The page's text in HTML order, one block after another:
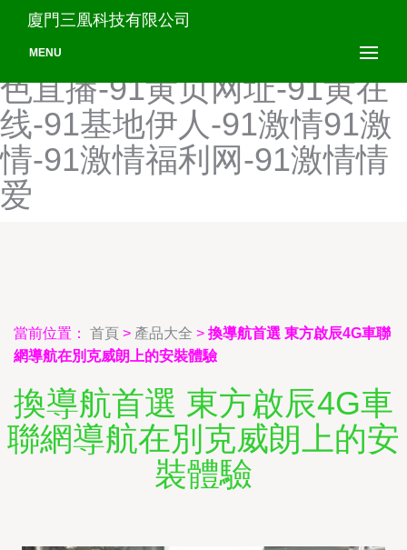
91黄色成人视频-91黄色成
人网站-91黄色短视频-91黄
色直播-91黄页网址-91黄在
线-91基地伊人-91激情91激
情-91激情福利网-91激情情
爱
廈門三凰科技有限公司
MENU
當前位置： 首頁 > 產品大全 > 換導航首選 東方啟辰4G車聯
網導航在別克威朗上的安裝體驗
換導航首選 東方啟辰4G車
聯網導航在別克威朗上的安
裝體驗